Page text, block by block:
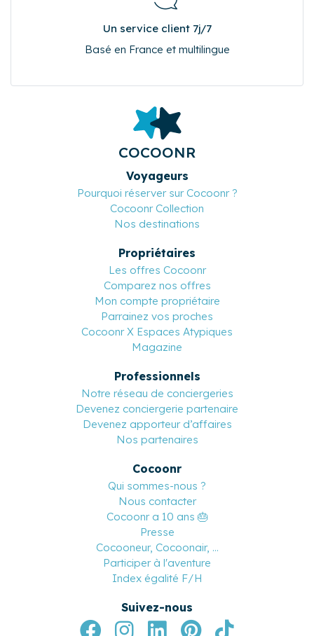
Un service client 7j/7
Basé en France et multilingue
COCOONR
Voyageurs
Pourquoi réserver sur Cocoonr ?
Cocoonr Collection
Nos destinations
Propriétaires
Les offres Cocoonr
Comparez nos offres
Mon compte propriétaire
Parrainez vos proches
Cocoonr X Espaces Atypiques
Magazine
Professionnels
Notre réseau de conciergeries
Devenez conciergerie partenaire
Devenez apporteur d’affaires
Nos partenaires
Cocoonr
Qui sommes-nous ?
Nous contacter
Cocoonr a 10 ans 🎂
Presse
Cocooneur, Cocoonair, ...
Participer à l'aventure
Index égalité F/H
Suivez-nous